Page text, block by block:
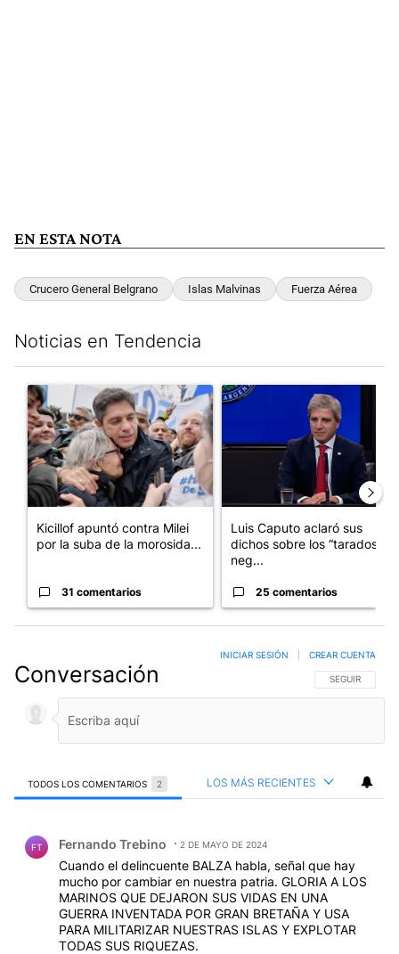
EN ESTA NOTA
Crucero General Belgrano Islas Malvinas Fuerza Aérea
Noticias en Tendencia
Un artículo de tendencia con el título "Kicillof apuntó contra
Kicillof apuntó contra Milei
por la suba de la morosida...
31 comentarios
Un artículo de tendencia con
Luis Caputo aclaró sus
dichos sobre los “tarados” y
neg...
25 comentarios
Conversación SIGA ESTA
SEGUIR
INICIAR SESIÓN CREAR CUENTA
TODOS LOS COMENTARIOS 2 LOS MÁS RECIENTES
FT Fernando Trebino 2 DE MAYO DE 2024
Cuando el delincuente BALZA habla, señal que hay
mucho por cambiar en nuestra patria. GLORIA A LOS
MARINOS QUE DEJARON SUS VIDAS EN UNA
GUERRA INVENTADA POR GRAN BRETAÑA Y USA
PARA MILITARIZAR NUESTRAS ISLAS Y EXPLOTAR
TODAS SUS RIQUEZAS.